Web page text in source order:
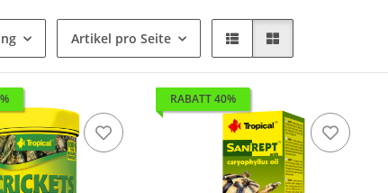
Artikel pro Seite
RABATT 40%